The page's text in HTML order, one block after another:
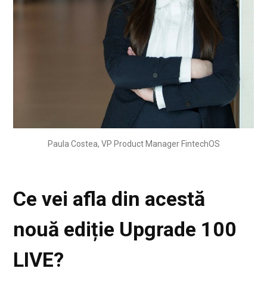
Paula Costea, VP Product Manager FintechOS
Ce vei afla din acestă
nouă ediție Upgrade 100
LIVE?